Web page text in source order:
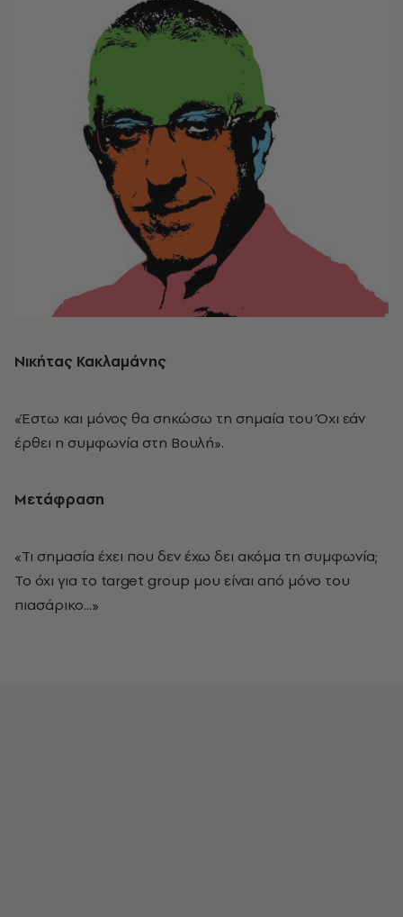
Νικήτας Κακλαμάνης
«Έστω και μόνος θα σηκώσω τη σημαία του Όχι εάν
έρθει η συμφωνία στη Βουλή».
Μετάφραση
«Τι σημασία έχει που δεν έχω δει ακόμα τη συμφωνία;
Το όχι για το target group μου είναι από μόνο του
πιασάρικο...»